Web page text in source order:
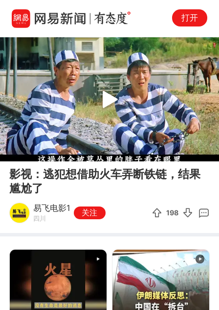
打开
00:00 01:01
Play
影视：逃犯想借助火车弄断铁链，结果
尴尬了
易飞电影1
四川
关注 198